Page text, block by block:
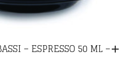
– ESPRESSO 50 ML –